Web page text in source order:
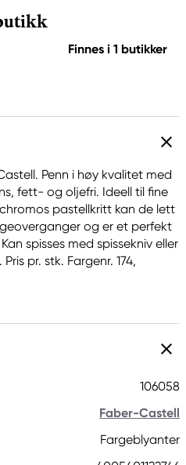
Finnes i 1 butikker
Penn i høy kvalitet med
fett- og oljefri. Ideell til fine
pastellkritt kan de lett
og er et perfekt
spisses med spissekniv eller
pr. stk. Fargenr. 174,
106058
Faber-Castell
Fargeblyanter